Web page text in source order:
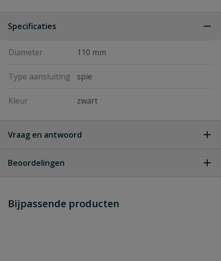
Specificaties
Diameter 110 mm
Type aansluiting spie
Kleur zwart
Vraag en antwoord
dit product?
Beoordelingen
Schrijf zelf een beoordeling
Bijpassende producten